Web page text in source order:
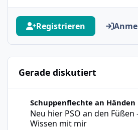
Registrieren
Gerade diskutiert
Schuppenflechte an Händen
Neu hier PSO an den
Wissen mit mir